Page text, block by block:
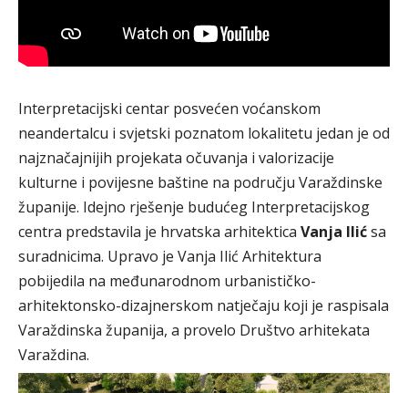
Interpretacijski centar posvećen voćanskom
neandertalcu i svjetski poznatom lokalitetu jedan je od
najznačajnijih projekata očuvanja i valorizacije
kulturne i povijesne baštine na području Varaždinske
županije. Idejno rješenje budućeg Interpretacijskog
centra predstavila je hrvatska arhitektica Vanja Ilićsa
suradnicima. Upravo je Vanja Ilić Arhitektura
pobijedila na međunarodnom urbanističko-
arhitektonsko-dizajnerskom natječaju koji je raspisala
Varaždinska županija, a provelo Društvo arhitekata
Varaždina.